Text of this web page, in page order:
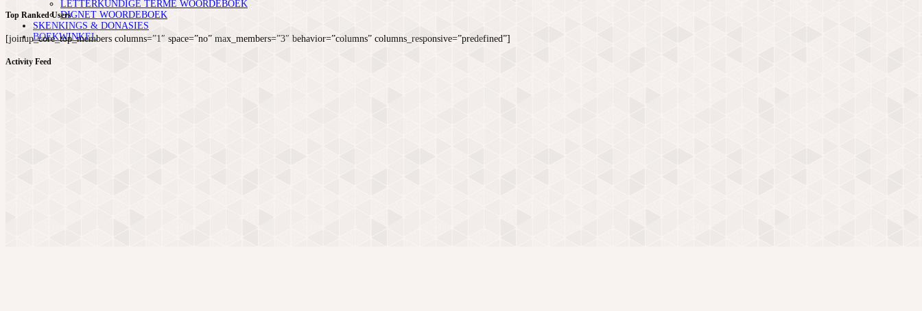
LETTERKUNDIGE TERME WOORDEBOEK
DIGNET WOORDEBOEK
SKENKINGS & DONASIES
BOEKWINKEL
Top Ranked Users
[joinup_core_top_members columns=”1″ space=”no” max_members=”3″ behavior=”columns” columns_responsive=”predefined”]
Activity Feed